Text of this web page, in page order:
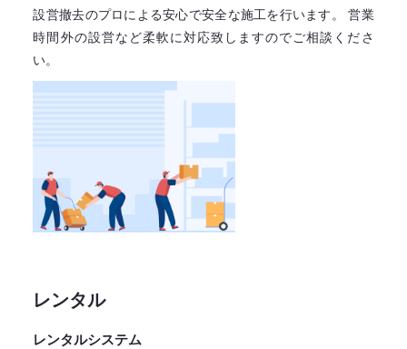
設営撤去のプロによる安心で安全な施工を行います。
営業
時間外の設営など柔軟に対応致しますのでご相談くださ
い。
レンタル
レンタルシステム